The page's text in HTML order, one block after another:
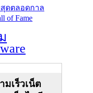
สุดตลอดกาล
of Fame
มเร็วเน็ต